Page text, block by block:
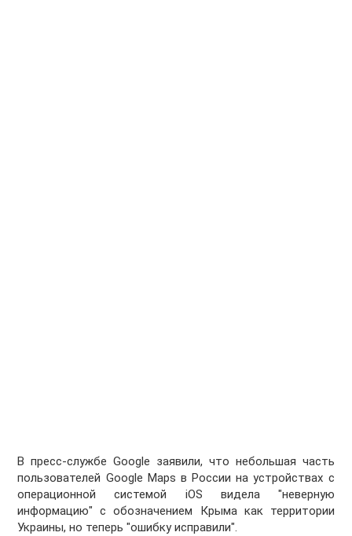
В пресс-службе Google заявили, что небольшая часть
пользователей Google Maps в России на устройствах с
операционной системой iOS видела "неверную
информацию" с обозначением Крыма как территории
Украины, но теперь "ошибку исправили".